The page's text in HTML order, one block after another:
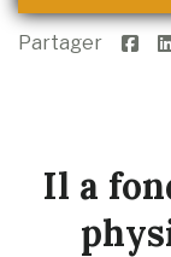
Partager
Il a